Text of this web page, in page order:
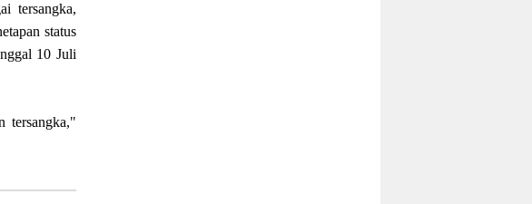
tersangka,
status
10 Juli
tersangka,"